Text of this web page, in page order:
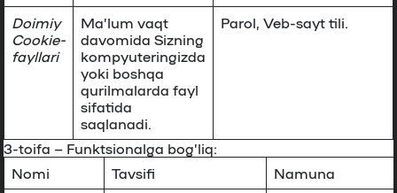
Doimiy
Cookie-
fayllari
Ma’lum vaqt
davomida Sizning
kompyuteringizda
yoki boshqa
qurilmalarda fayl
sifatida
saqlanadi.
Parol, Veb-sayt tili.
3-toifa – Funktsionalga bog’liq:
Nomi
Tavsifi
Namuna